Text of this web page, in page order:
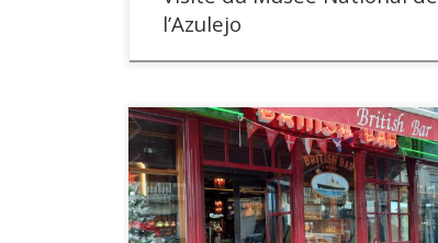
l’Azulejo